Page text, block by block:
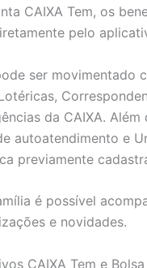
CAIXA Tem, os
pelo
ser movimentado
da CAIXA.
autoatendimento e
previamente
é possível
e novidades.
CAIXA Tem e